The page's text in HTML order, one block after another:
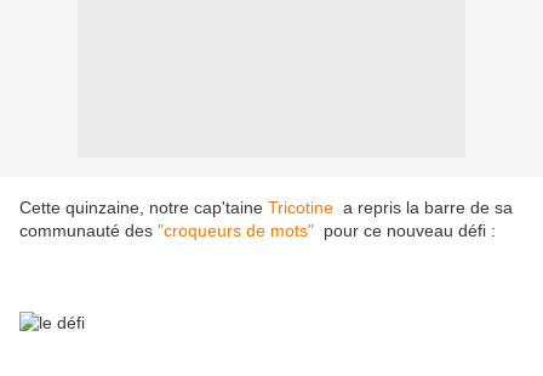
Cette quinzaine, notre cap'taine Tricotine a repris la barre de sa
communauté des "croqueurs de mots" pour ce nouveau défi :